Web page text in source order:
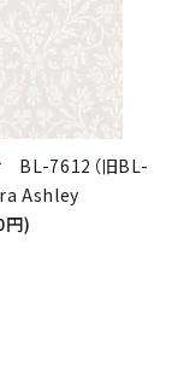
7612（旧BL-
Ashley
円)